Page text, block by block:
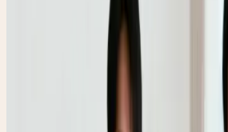
多项国家级与行业荣誉
在家庭服务行业，真正的信任源于权威
小邻通集团旗下的核心品牌，爱君家
资质，从“上海市5A级信用评价”到主
们以满墙的荣誉背书，为您构建最值得